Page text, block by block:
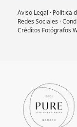
Aviso Legal · Política
Redes Sociales ·
Créditos Fotógrafos